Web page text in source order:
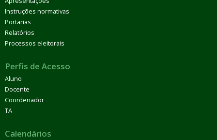
Instruções normativas
Portarias
Relatórios
Processos eleitorais
Perfis de Acesso
Aluno
Docente
Coordenador
TA
Calendários